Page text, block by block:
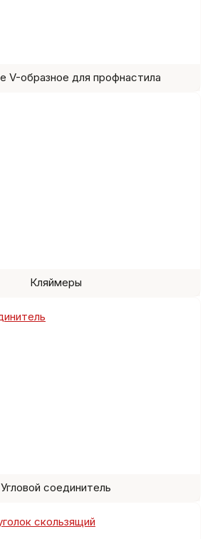
V-образное для профнастила
Кляймеры
Угловой соединитель